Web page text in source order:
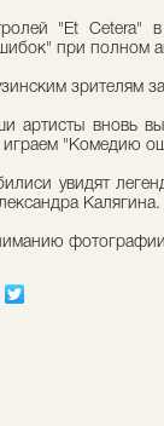
"Et Cetera"
при полном
зрителям
артисты вновь
играем "Комедию
увидят
Калягина.